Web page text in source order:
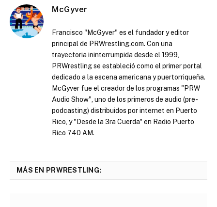
McGyver
Francisco "McGyver" es el fundador y editor
principal de PRWrestling.com. Con una
trayectoria ininterrumpida desde el 1999,
PRWrestling se estableció como el primer portal
dedicado a la escena americana y puertorriqueña.
McGyver fue el creador de los programas "PRW
Audio Show", uno de los primeros de audio (pre-
podcasting) distribuidos por internet en Puerto
Rico, y "Desde la 3ra Cuerda" en Radio Puerto
Rico 740 AM.
MÁS EN PRWRESTLING: